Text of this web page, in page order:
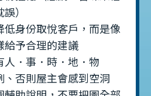
）
低身份取悅客戶，而是像
給予合理的建議
人．事．時．地．物
、否則屋主會感到空洞